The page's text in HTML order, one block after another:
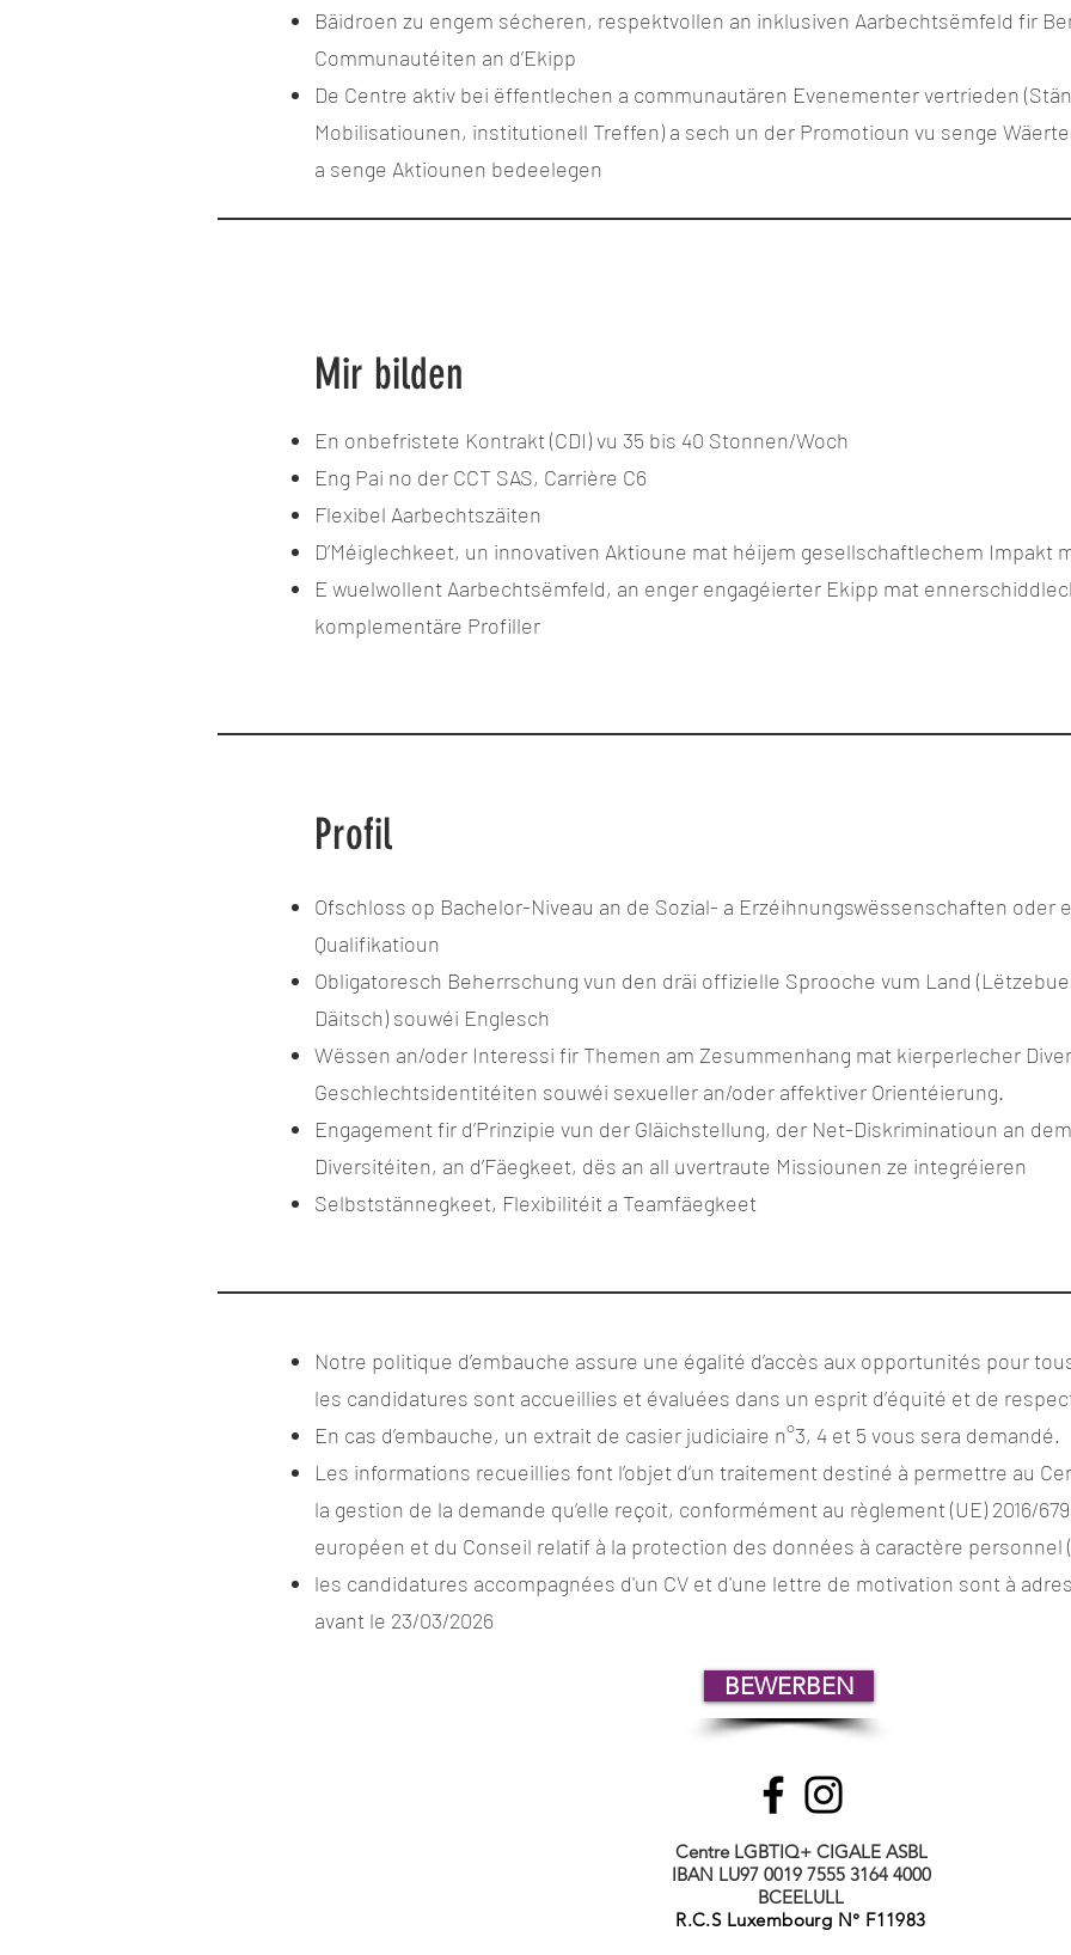
Bäidroen zu engem sécheren, respektvollen an inklusiven Aarbechtsëmfeld fir
Communautéiten an d’Ekipp
De Centre aktiv bei ëffentlechen a communautären Evenementer vertrieden
Mobilisatiounen, institutionell Treffen) a sech un der Promotioun vu senge
a senge Aktiounen bedeelegen
Mir bilden
En onbefristete Kontrakt (CDI) vu 35 bis 40 Stonnen/Woch
Eng Pai no der CCT SAS, Carrière C6
Flexibel Aarbechtszäiten
D’Méiglechkeet, un innovativen Aktioune mat héijem gesellschaftlechem Impakt
E wuelwollent Aarbechtsëmfeld, an enger engagéierter Ekipp mat
komplementäre Profiller
Profil
Ofschloss op Bachelor-Niveau an de Sozial- a Erzéihnungswëssenschaften oder
Qualifikatioun
Obligatoresch Beherrschung vun den dräi offizielle Sprooche vum Land
Däitsch) souwéi Englesch
Wëssen an/oder Interessi fir Themen am Zesummenhang mat kierperlecher
Geschlechtsidentitéiten souwéi sexueller an/oder affektiver Orientéierung.
Engagement fir d’Prinzipie vun der Gläichstellung, der Net-Diskriminatioun an
Diversitéiten, an d’Fäegkeet, dës an all uvertraute Missiounen ze integréieren
Selbststännegkeet, Flexibilitéit a Teamfäegkeet
Notre politique d’embauche assure une égalité d’accès aux opportunités pour
les candidatures sont accueillies et évaluées dans un esprit d’équité et de
En cas d’embauche, un extrait de casier judiciaire n°3, 4 et 5 vous sera demandé.
Les informations recueillies font l’objet d’un traitement destiné à permettre au
la gestion de la demande qu’elle reçoit, conformément au règlement (UE) 2016/
européen et du Conseil relatif à la protection des données à caractère personnel
les candidatures accompagnées d'un CV et d'une lettre de motivation sont à
avant le 23/03/2026
BEWERBEN
Centre LGBTIQ+ CIGALE ASBL
IBAN LU97 0019 7555 3164 4000
BCEELULL
R.C.S Luxembourg N° F11983